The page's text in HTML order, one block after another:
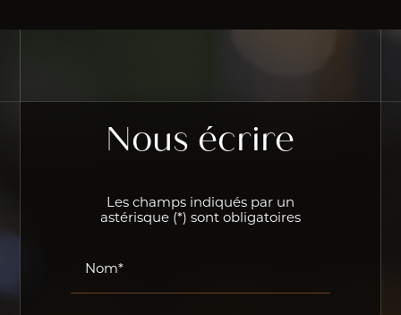
Nous écrire
Les champs indiqués par un
astérisque (*) sont obligatoires
Nom*